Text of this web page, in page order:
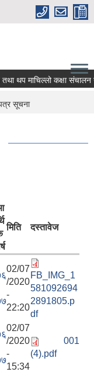
थप माचिल्लो कक्षा संचालन
सूचना
मिति दस्तावेज
02/07
/2020
-
22:20
FB_IMG_1
581092694
2891805.p
df
02/07
/2020
-
15:34
001
(4).pdf